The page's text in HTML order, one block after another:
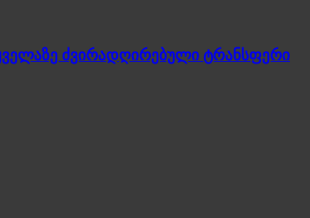
ძვირადღირებული ტრანსფერი